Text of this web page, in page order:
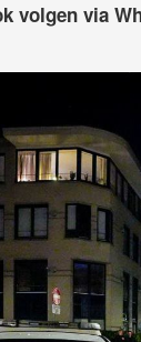
volgen via